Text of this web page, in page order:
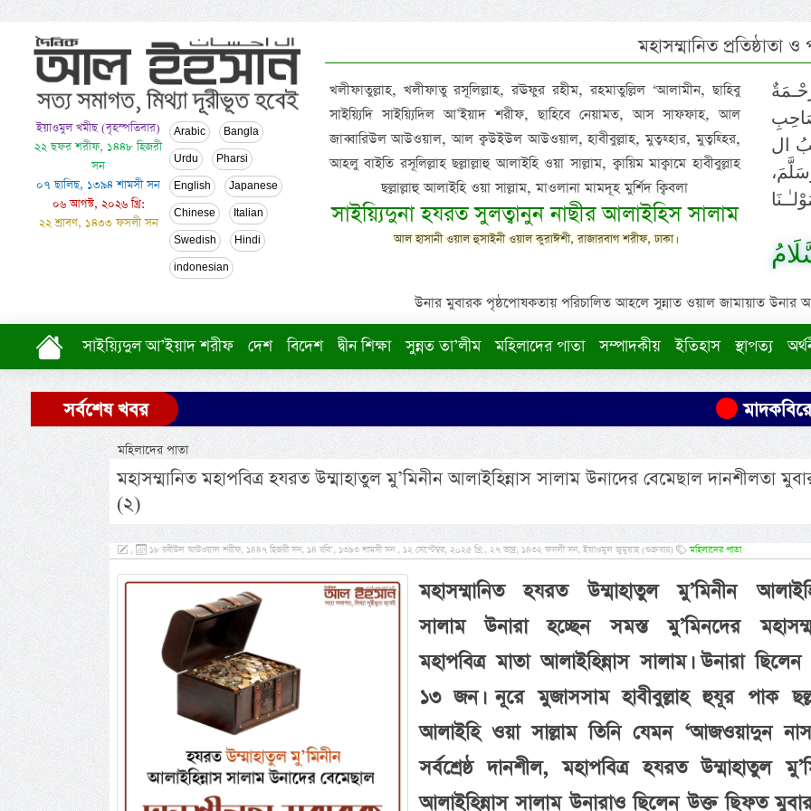
ইয়াওমুল খমীছ (বৃহস্পতিবার)
২২ ছফর শরীফ, ১৪৪৮ হিজরী
সন
০৭ ছালিছ, ১৩৯৪ শামসী সন
০৬ আগস্ট, ২০২৬ খ্রি:
২২ শ্রাবণ, ১৪৩৩ ফসলী সন
Arabic Bangla
Urdu Pharsi
English Japanese
Chinese Italian
Swedish Hindi
indonesian
মহাসম্মানিত প্রতিষ্ঠাতা
খলীফাতুল্লাহ, খলীফাতু রসূলিল্লাহ, রঊফুর রহীম, রহমাতুল্লিল ‘আলামীন, ছাহিবু
সাইয়্যিদি সাইয়্যিদিল আ’ইয়াদ শরীফ, ছাহিবে নেয়ামত, আস সাফফাহ, আল
জাব্বারিউল আউওয়াল, আল ক্বউইউল আউওয়াল, হাবীবুল্লাহ, মুত্বহ্হার, মুত্বহ্হির,
আহলু বাইতি রসূলিল্লাহ ছল্লাল্লাহু আলাইহি ওয়া সাল্লাম, ক্বায়িম মাক্বামে হাবীবুল্লাহ
ছল্লাল্লাহু আলাইহি ওয়া সাল্লাম, মাওলানা মামদূহ মুর্শিদ ক্বিবলা
সাইয়্যিদুনা হযরত সুলত্বানুন নাছীর আলাইহিস সালাম
আল হাসানী ওয়াল হুসাইনী ওয়াল কুরাঈশী, রাজারবাগ শরীফ, ঢাকা।
ال
উনার মুবারক পৃষ্ঠপোষকতায় পরিচালিত আহলে সুন্নাত ওয়াল জামায়াত উনার
সাইয়্যিদুল আ’ইয়াদ শরীফ দেশ বিদেশ দ্বীন শিক্ষা সুন্নত তা’লীম মহিলাদের পাতা সম্পাদকীয় ইতিহাস স্থাপত্য
সর্বশেষ খবর মাদকবিরোধী
মহিলাদের পাতা
মহাসম্মানিত মহাপবিত্র হযরত উম্মাহাতুল মু’মিনীন আলাইহিন্নাস সালাম উনাদের বেমেছাল দানশীলতা
(২)
, ১৮ রবীউল আউওয়াল শরীফ, ১৪৪৭ হিজরী সন, ১৪ রবি’, ১৩৯৩ শামসী সন , ১২ সেপ্টেম্বর, ২০২৫ খ্রি:, ২৭ ভাদ্র, ১৪৩২ ফসলী সন, ইয়াওমুল জুমুয়াহ (শুক্রবার) মহিলাদের পাতা
মহাসম্মানিত হযরত উম্মাহাতুল মু’মিনীন
সালাম উনারা হচ্ছেন সমস্ত মু’মিনদের
মহাপবিত্র মাতা আলাইহিন্নাস সালাম। উনারা
১৩ জন। নূরে মুজাসসাম হাবীবুল্লাহ হুযূর পাক
আলাইহি ওয়া সাল্লাম তিনি যেমন ‘আজওয়াদুন
সর্বশ্রেষ্ঠ দানশীল, মহাপবিত্র হযরত উম্মাহাতুল
আলাইহিন্নাস সালাম উনারাও ছিলেন উক্ত ছিফত